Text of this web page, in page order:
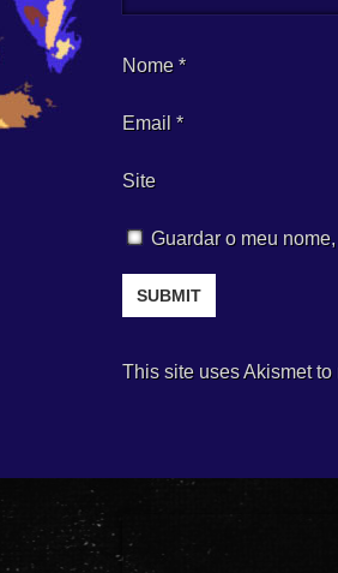
Nome *
Email *
Site
Guardar o meu
This site uses Akismet to